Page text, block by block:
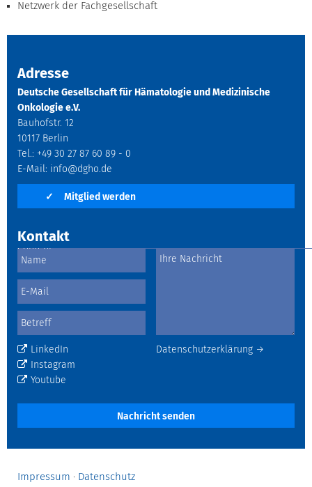
Netzwerk der Fachgesellschaft
Adresse
Deutsche Gesellschaft für Hämatologie und Medizinische
Onkologie e.V.
Bauhofstr. 12
10117 Berlin
Tel.: +49 30 27 87 60 89 - 0
E-Mail: info@dgho.de
✓ Mitglied werden
Kontakt
Datenschutzerklärung →
LinkedIn
Instagram
Youtube
Nachricht senden
Impressum · Datenschutz